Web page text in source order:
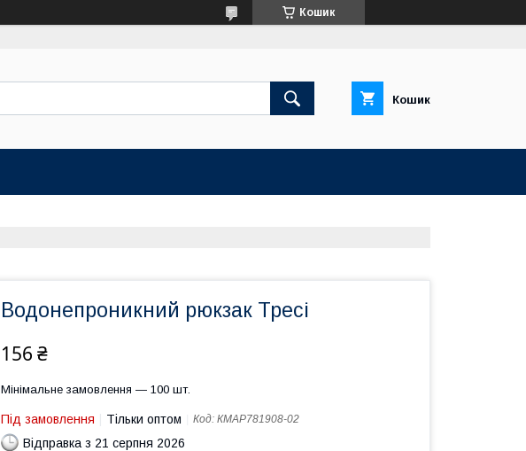
Кошик
Кошик
Водонепроникний рюкзак Тресі
156 ₴
Мінімальне замовлення — 100 шт.
Під замовлення Тільки оптом Код: КМAP781908-02
Відправка з 21 серпня 2026